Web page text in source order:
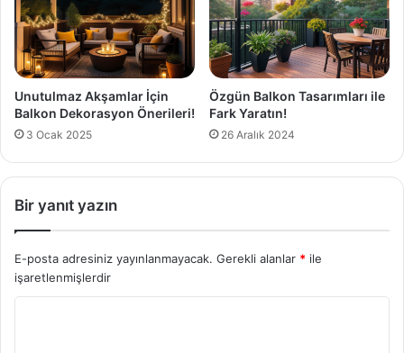
Unutulmaz Akşamlar İçin
Balkon Dekorasyon Önerileri!
3 Ocak 2025
Özgün Balkon Tasarımları ile
Fark Yaratın!
26 Aralık 2024
Bir yanıt yazın
E-posta adresiniz yayınlanmayacak. Gerekli alanlar * ile
işaretlenmişlerdir